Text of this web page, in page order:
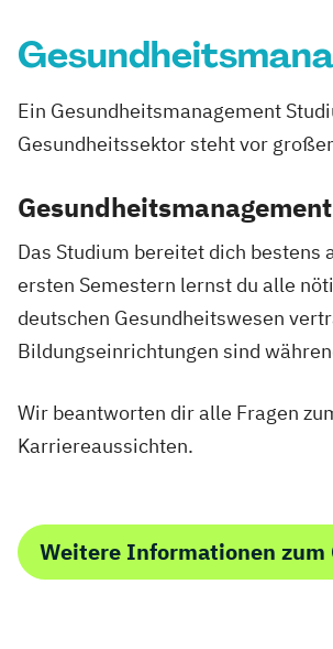
Ein Gesundheitsmanagement
Gesundheitssektor steht vor
Das Studium bereitet dich
ersten Semestern lernst du alle
deutschen Gesundheitswesen
Bildungseinrichtungen sind
Wir beantworten dir alle Fragen
Karriereaussichten.
Weitere Informationen zum